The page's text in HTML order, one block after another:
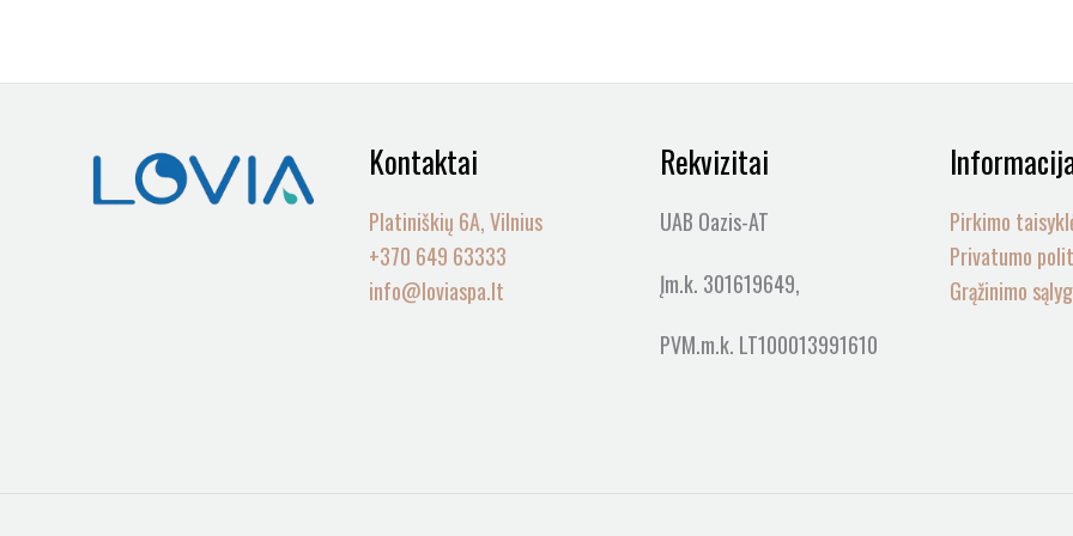
Kontaktai
Platiniškių 6A, Vilnius
+370 649 63333
info@loviaspa.lt
Rekvizitai
UAB Oazis-AT
Įm.k. 301619649,
PVM.m.k. LT100013991610
Pirkimo
Privatumo
Grąžinimo